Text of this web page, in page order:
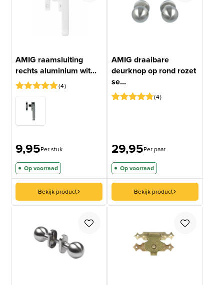
AMIG raamsluiting
rechts aluminium wit...
Gewaardeerd
op 5
gebaseerd
4
4
9,95Per stuk
Op voorraad
Bekijk product
AMIG draaibare
deurknop op rond rozet
se...
4
29,95Per paar
Op voorraad
Bekijk product